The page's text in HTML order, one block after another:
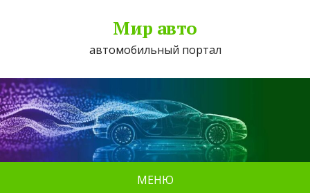
Мир авто
автомобильный портал
МЕНЮ